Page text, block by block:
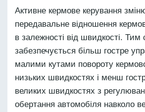
Активне кермове керування
передавальне відношення
в залежності від швидкості.
забезпечується більш гостре
малими кутами повороту
низьких швидкостях і менш
великих швидкостях з
обертання автомобіля навколо